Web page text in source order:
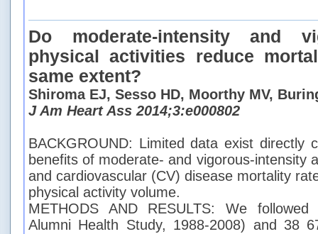
Do moderate-intensity and
physical activities reduce
same extent?
Shiroma EJ, Sesso HD, Moorthy MV,
J Am Heart Ass 2014;3:e000802
BACKGROUND: Limited data exist directly
benefits of moderate- and vigorous-intensity
and cardiovascular (CV) disease mortality
physical activity volume.
METHODS AND RESULTS: We
Alumni Health Study, 1988-2008) and 38